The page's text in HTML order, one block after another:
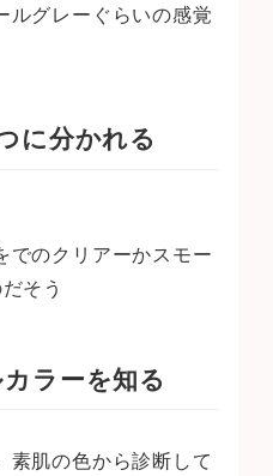
ルグレーぐらいの感覚
に分かれる
でのクリアーかスモー
そう
ラーを知る
素肌の色から診断して